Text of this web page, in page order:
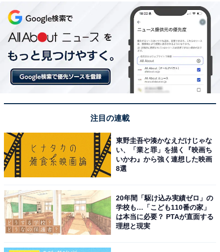
注目の連載
東野圭吾や湊かなえだけじゃな
い、「業と罪」を描く『映画ち
いかわ』から強く連想した映画
8選
20年間「駆け込み実績ゼロ」の
学校も…「こども110番の家」
は本当に必要？ PTAが直面する
理想と現実